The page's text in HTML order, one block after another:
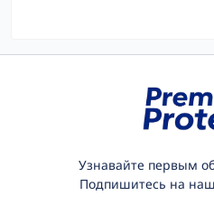
Узнавайте первым
Подпишитесь на